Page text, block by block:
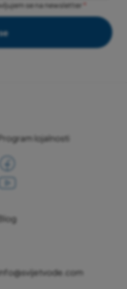
se na newsletter
lojalnosti